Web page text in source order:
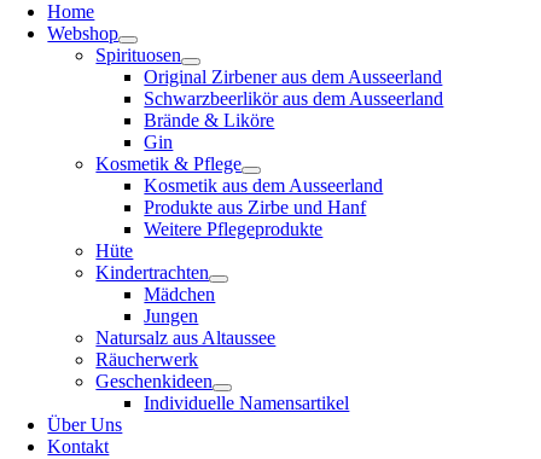
Home
Webshop
Spirituosen
Original Zirbener aus dem Ausseerland
Schwarzbeerlikör aus dem Ausseerland
Brände & Liköre
Gin
Kosmetik & Pflege
Kosmetik aus dem Ausseerland
Produkte aus Zirbe und Hanf
Weitere Pflegeprodukte
Hüte
Kindertrachten
Mädchen
Jungen
Natursalz aus Altaussee
Räucherwerk
Geschenkideen
Individuelle Namensartikel
Über Uns
Kontakt